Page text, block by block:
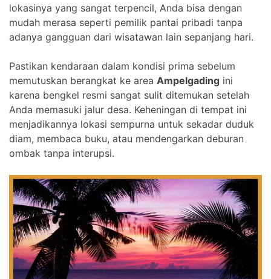
lokasinya yang sangat terpencil, Anda bisa dengan
mudah merasa seperti pemilik pantai pribadi tanpa
adanya gangguan dari wisatawan lain sepanjang hari.
Pastikan kendaraan dalam kondisi prima sebelum
memutuskan berangkat ke area Ampelgading ini
karena bengkel resmi sangat sulit ditemukan setelah
Anda memasuki jalur desa. Keheningan di tempat ini
menjadikannya lokasi sempurna untuk sekadar duduk
diam, membaca buku, atau mendengarkan deburan
ombak tanpa interupsi.